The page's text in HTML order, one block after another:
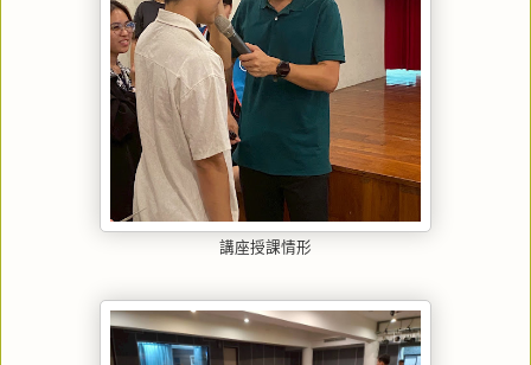
講座授課情形